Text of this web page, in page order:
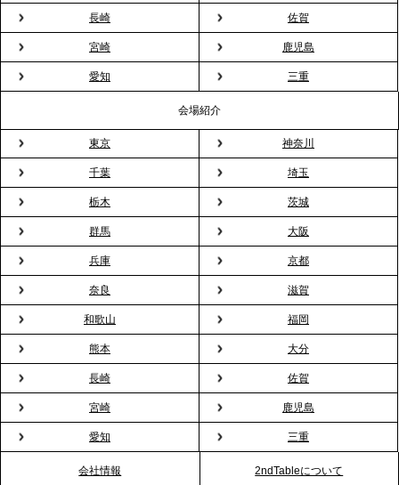
2026.3.16
プレスリリースのご案内｜2026年、春の親睦は「花
粉レス」な室内花見。福利厚生としても注目され
る、快適で新しいお花見体験
2026.3.5
プレスリリースのご案内｜「室内お花見」の法人利
用が前年比4倍に急増。オフィスに桜が届く福利厚生
2026.2.13
プレスリリースのご案内｜オフィスが「１日限定の
バー」に！福利厚生・社内交流を格上げする《出張
バーテンダー》サービスを開始
2026.1.26
プレスリリースのご案内｜もう「義理チョコ」で悩
まない。職場のバレンタインをケータリングで“福利
厚生”化。採用にも効く新スタイルを提案
長崎 佐賀
宮崎 鹿児島
愛知 三重
会場紹介
東京 神奈川
千葉 埼玉
栃木 茨城
群馬 大阪
兵庫 京都
奈良 滋賀
和歌山 福岡
熊本 大分
長崎 佐賀
宮崎 鹿児島
愛知 三重
会社情報 2ndTableについて